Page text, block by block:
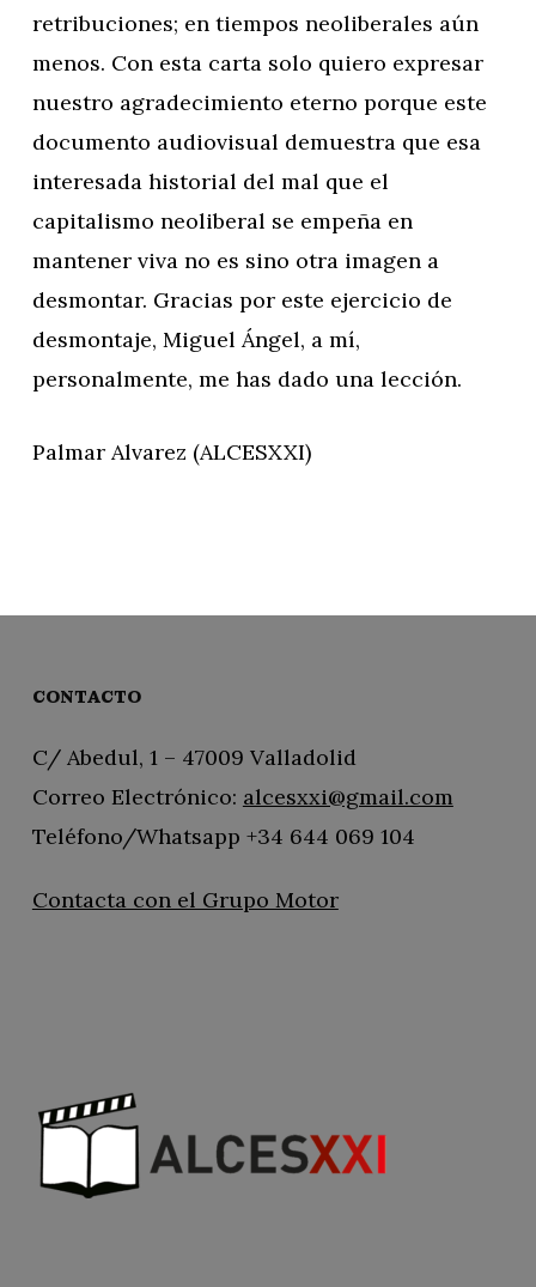
retribuciones; en tiempos neoliberales aún
menos. Con esta carta solo quiero expresar
nuestro agradecimiento eterno porque este
documento audiovisual demuestra que esa
interesada historial del mal que el
capitalismo neoliberal se empeña en
mantener viva no es sino otra imagen a
desmontar. Gracias por este ejercicio de
desmontaje, Miguel Ángel, a mí,
personalmente, me has dado una lección.
Palmar Alvarez (ALCESXXI)
CONTACTO
C/ Abedul, 1 – 47009 Valladolid
Correo Electrónico: alcesxxi@gmail.com
Teléfono/Whatsapp +34 644 069 104
Contacta con el Grupo Motor